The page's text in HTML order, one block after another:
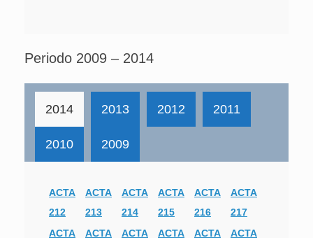
Periodo 2009 – 2014
2014 2013 2012 2011
2010 2009
ACTA
212
ACTA
213
ACTA
214
ACTA
215
ACTA
216
ACTA
217
ACTA
ACTA
ACTA
ACTA
ACTA
ACTA